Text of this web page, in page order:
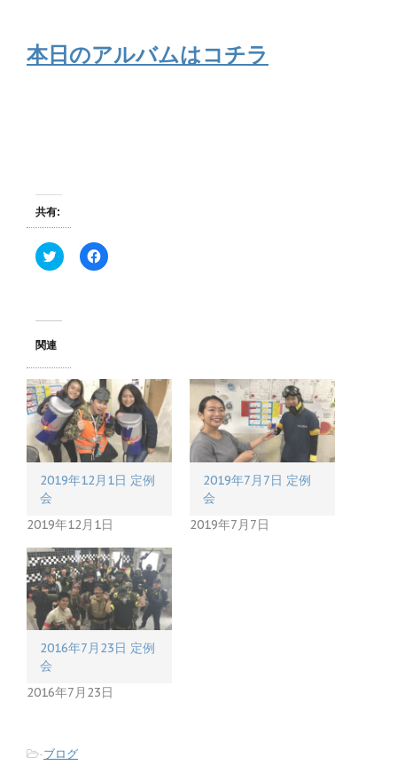
本日のアルバムはコチラ
共有:
ク
リ
T
t
e
r
で
共
有
(
新
し
い
ウ
ド
ウ
開
き
ま
す
)
F
a
す
る
に
は
ク
リ
ッ
ク
し
て
さ
い
新
し
い
ウ
ィ
ン
ド
ウ
で
す
関連
2019年12月1日 定例
会
2019年12月1日
2019年7月7日 定例
会
2019年7月7日
2016年7月23日 定例
会
2016年7月23日
-ブログ